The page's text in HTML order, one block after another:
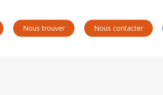
Nous trouver Nous contacter